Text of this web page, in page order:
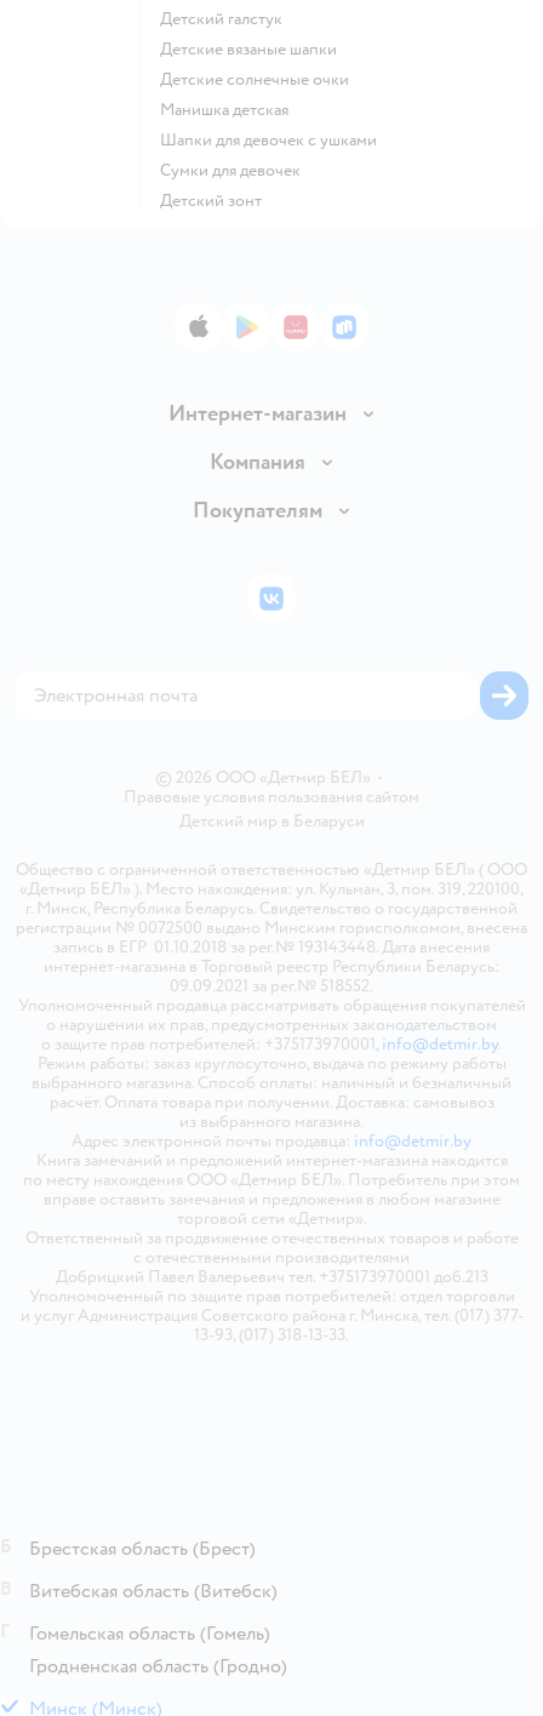
Детский галстук
Детские вязаные шапки
Детские солнечные очки
Манишка детская
Шапки для девочек с ушками
Сумки для девочек
Детский зонт
App StoreGoogle Play
AppGallery
RuStore
Интернет-магазин
Доставка и оплата
Правила продажи
Политика использования файлов cookie
Компания
Вакансии
Покупателям
Бонусные карты
© 2026 ООО «Детмир БЕЛ» •
Правовые условия пользования сайтом
Детский мир в Беларуси
Общество с ограниченной ответственностью «Детмир БЕЛ» ( ООО
«Детмир БЕЛ» ). Место нахождения: ул. Кульман, 3, пом. 319, 220100,
г. Минск, Республика Беларусь. Свидетельство о государственной
регистрации № 0072500 выдано Минским горисполкомом, внесена
запись в ЕГР 01.10.2018 за рег.№ 193143448. Дата внесения
интернет-магазина в Торговый реестр Республики Беларусь:
09.09.2021 за рег.№ 518552.
Уполномоченный продавца рассматривать обращения покупателей
о нарушении их прав, предусмотренных законодательством
о защите прав потребителей: +375173970001, info@detmir.by.
Режим работы: заказ круглосуточно, выдача по режиму работы
выбранного магазина. Способ оплаты: наличный и безналичный
расчёт. Оплата товара при получении. Доставка: самовывоз
из выбранного магазина.
Адрес электронной почты продавца: info@detmir.by
Книга замечаний и предложений интернет-магазина находится
по месту нахождения ООО «Детмир БЕЛ». Потребитель при этом
вправе оставить замечания и предложения в любом магазине
торговой сети «Детмир».
Ответственный за продвижение отечественных товаров и работе
с отечественными производителями
Добрицкий Павел Валерьевич тел. +375173970001 доб.213
Уполномоченный по защите прав потребителей: отдел торговли
и услуг Администрация Советского района г. Минска, тел. (017) 377-
13-93, (017) 318-13-33.
ВКонтакте
Брестская область (Брест)
Витебская область (Витебск)
Гомельская область (Гомель)
Гродненская область (Гродно)
М Минск (Минск)